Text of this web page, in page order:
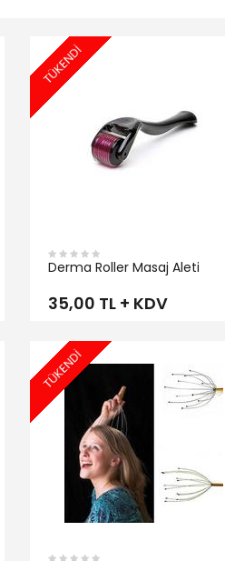
TÜKENDİ
Derma Roller Masaj Aleti
35,00 TL + KDV
TÜKENDİ